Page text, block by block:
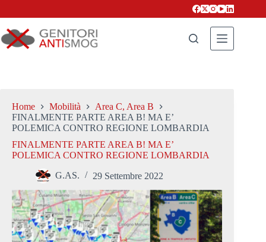
Home Mobilità
Area C, Area B
FINALMENTE PARTE AREA B! MA E’
POLEMICA CONTRO REGIONE LOMBARDIA
FINALMENTE PARTE AREA B! MA E’
POLEMICA CONTRO REGIONE LOMBARDIA
G.AS. 29 Settembre 2022